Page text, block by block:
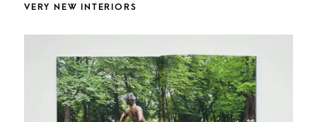
VERY NEW INTERIORS